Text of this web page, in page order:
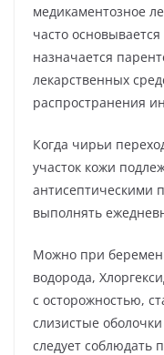
медикаментозное
часто
назначается
лекарственных
распространения
Когда чирьи
участок кожи
антисептическими
выполнять
Можно при
водорода,
с осторожностью,
слизистые
следует соблюдать